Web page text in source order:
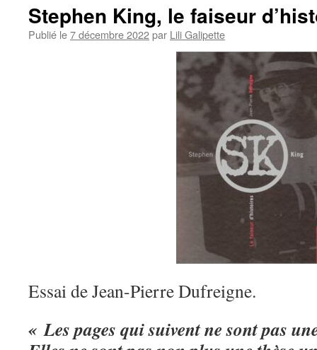
Stephen King, le faiseur
Publié le7 décembre 2022par Lili Galipette
Essai de Jean-Pierre Dufreigne.
« Les pages qui suivent ne sont pas